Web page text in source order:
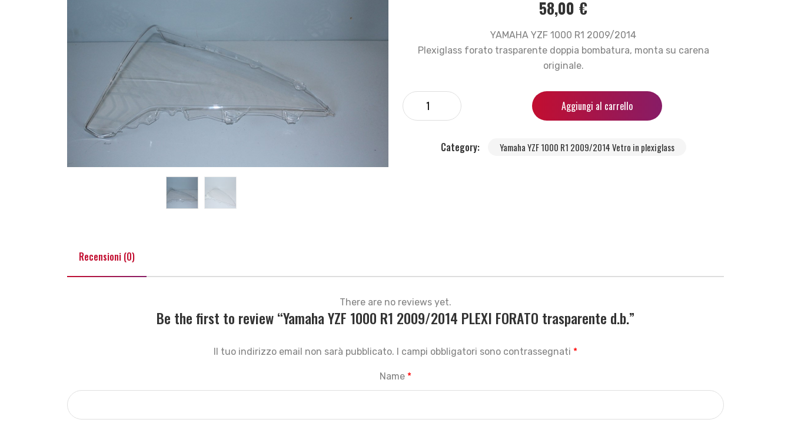
58,00 €
YAMAHA YZF 1000 R1 2009/2014
Plexiglass forato trasparente doppia bombatura, monta su carena
originale.
Aggiungi al carrello
Category: Yamaha YZF 1000 R1 2009/2014 Vetro in plexiglass
Recensioni (0)
There are no reviews yet.
Be the first to review “Yamaha YZF 1000 R1 2009/2014 PLEXI FORATO trasparente d.b.”
Il tuo indirizzo email non sarà pubblicato. I campi obbligatori sono contrassegnati *
Name *